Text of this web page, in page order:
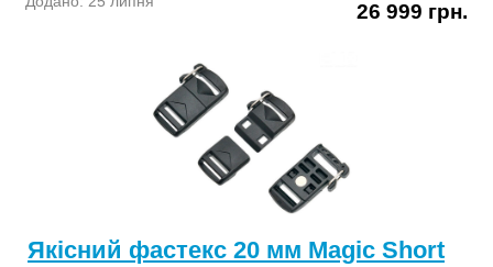
26 999 грн.
Якісний фастекс 20 мм Magic Short